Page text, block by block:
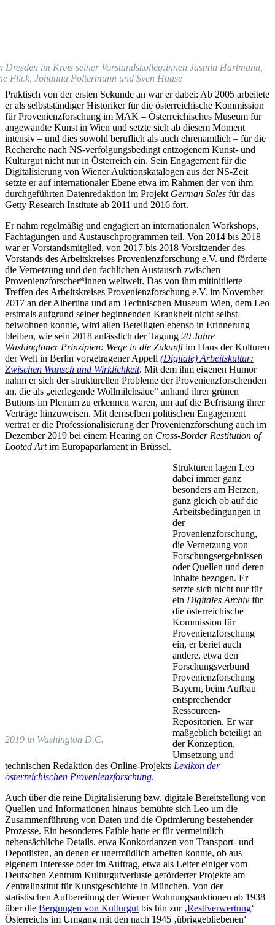
Dresden im Kreis seiner Vorstandskolleg:innen Jasmin Hartmann,
Flick, Johanna Poltermann und Sven Haase
Praktisch von der ersten Sekunde an war er dabei: Ab 2005 arbeitete
er als selbstständiger Historiker für die österreichische Kommission
für Provenienzforschung im MAK – Österreichisches Museum für
angewandte Kunst in Wien und setzte sich ab diesem Moment
intensiv – und dies sowohl beruflich als auch ehrenamtlich – für die
Recherche nach NS-verfolgungsbedingt entzogenem Kunst- und
Kulturgut nicht nur in Österreich ein. Sein Engagement für die
Digitalisierung von Wiener Auktionskatalogen aus der NS-Zeit
setzte er auf internationaler Ebene etwa im Rahmen der von ihm
durchgeführten Datenredaktion im Projekt German Sales für das
Getty Research Institute ab 2011 und 2016 fort.
Er nahm regelmäßig und engagiert an internationalen Workshops,
Fachtagungen und Austauschprogrammen teil. Von 2014 bis 2018
war er Vorstandsmitglied, von 2017 bis 2018 Vorsitzender des
Vorstands des Arbeitskreises Provenienzforschung e.V. und förderte
die Vernetzung und den fachlichen Austausch zwischen
Provenienzforscher*innen weltweit. Das von ihm mitinitiierte
Treffen des Arbeitskreises Provenienzforschung e.V. im November
2017 an der Albertina und am Technischen Museum Wien, dem Leo
erstmals aufgrund seiner beginnenden Krankheit nicht selbst
beiwohnen konnte, wird allen Beteiligten ebenso in Erinnerung
bleiben, wie sein 2018 anlässlich der Tagung 20 Jahre
Washingtoner Prinzipien: Wege in die Zukunftim Haus der Kulturen
der Welt in Berlin vorgetragener Appell (Digitale) Arbeitskultur:
Zwischen Wunsch und Wirklichkeit. Mit dem ihm eigenen Humor
nahm er sich der strukturellen Probleme der Provenienzforschenden
an, die als „eierlegende Wollmilchsäue“ anhand ihrer grünen
Buttons im Plenum zu erkennen waren, um auf die Befristung ihrer
Verträge hinzuweisen. Mit demselben politischen Engagement
vertrat er die Professionalisierung der Provenienzforschung auch im
Dezember 2019 bei einem Hearing on Cross-Border Restitution of
Looted Artim Europaparlament in Brüssel.
2019 in Washington D.C.
Strukturen lagen Leo
dabei immer ganz
besonders am Herzen,
ganz gleich ob auf die
Arbeitsbedingungen in
der
Provenienzforschung,
die Vernetzung von
Forschungsergebnissen
oder Quellen und deren
Inhalte bezogen. Er
setzte sich nicht nur für
ein Digitales Archiv für
die österreichische
Kommission für
Provenienzforschung
ein, er beriet auch
andere, etwa den
Forschungsverbund
Provenienzforschung
Bayern, beim Aufbau
entsprechender
Ressourcen-
Repositorien. Er war
maßgeblich beteiligt an
der Konzeption,
Umsetzung und
technischen Redaktion des Online-Projekts Lexikon der
österreichischen Provenienzforschung.
Auch über die reine Digitalisierung bzw. digitale Bereitstellung von
Quellen und Informationen hinaus bemühte sich Leo um die
Zusammenführung von Daten und die Optimierung bestehender
Prozesse. Ein besonderes Faible hatte er für vermeintlich
nebensächliche Details, etwa Konkordanzen von Transport- und
Depotlisten, an denen er unermüdlich arbeiten konnte, ob aus
eigenem Interesse oder im Auftrag, etwa als Leiter einiger vom
Deutschen Zentrum Kulturgutverluste geförderter Projekte am
Zentralinstitut für Kunstgeschichte in München. Von der
statistischen Aufbereitung der Wiener Wohnungsauktionen ab 1938
über die Bergungen von Kulturgut bis hin zur ‚Restlverwertung‘
Österreichs im Umgang mit den nach 1945 ‚übriggebliebenen‘